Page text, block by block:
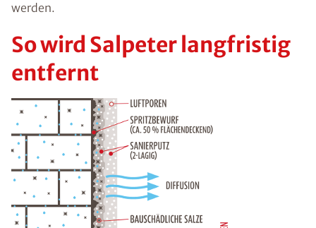
werden.
So wird Salpeter langfristig
entfernt